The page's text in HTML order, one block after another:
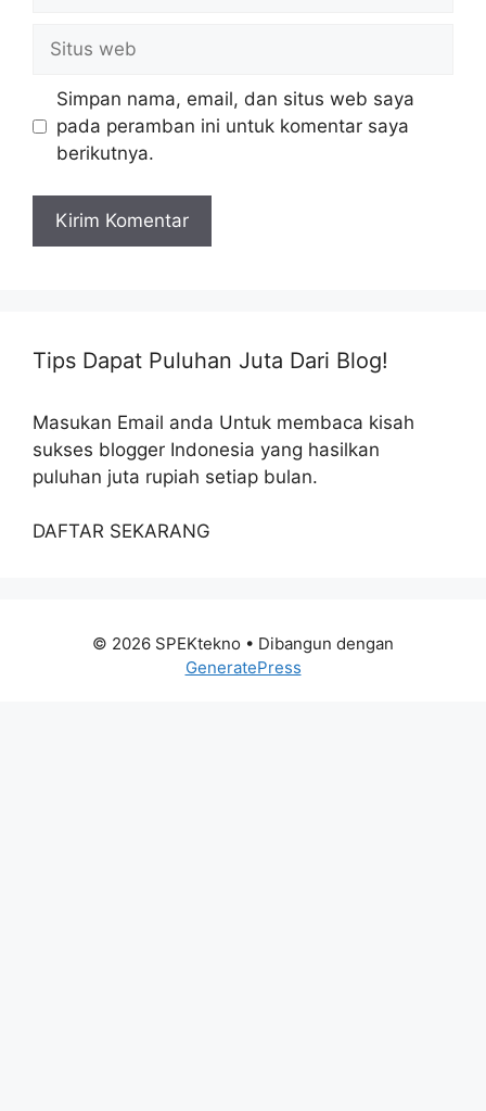
Situs
web
Simpan nama, email, dan situs web saya
pada peramban ini untuk komentar saya
berikutnya.
Tips Dapat Puluhan Juta Dari Blog!
Masukan Email anda Untuk membaca kisah
sukses blogger Indonesia yang hasilkan
puluhan juta rupiah setiap bulan.
DAFTAR SEKARANG
© 2026 SPEKtekno • Dibangun dengan
GeneratePress